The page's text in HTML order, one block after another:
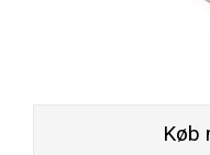
Køb